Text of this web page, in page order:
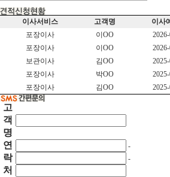
이사서비스 고객명
이사
포장이사
이OO
포장이사
이OO
보관이사
김OO
포장이사
박OO
포장이사
김OO
고
객
명
연
락
처
-
-